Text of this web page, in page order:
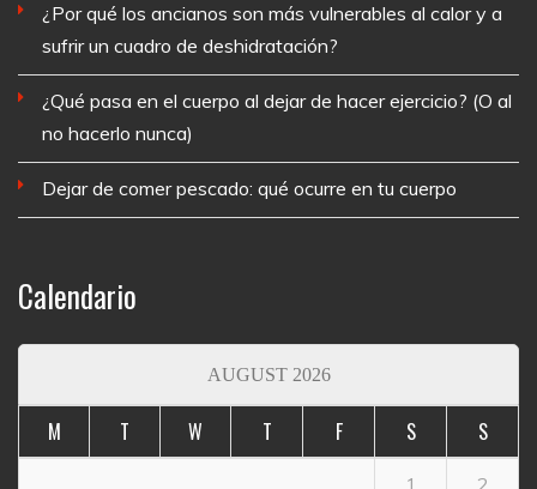
¿Por qué los ancianos son más vulnerables al calor y a
sufrir un cuadro de deshidratación?
¿Qué pasa en el cuerpo al dejar de hacer ejercicio? (O al
no hacerlo nunca)
Dejar de comer pescado: qué ocurre en tu cuerpo
Calendario
AUGUST 2026
M T W T F S S
1 2